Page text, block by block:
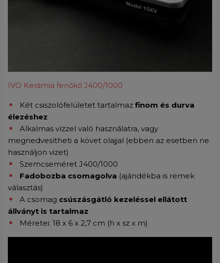
IVO Kerámia fenőkő J400/1000
Két csiszolófelületet tartalmaz finom és durva
élezéshez
Alkalmas vízzel való használatra, vagy
megnedvesítheti a követ olajjal (ebben az esetben ne
használjon vizet)
Szemcseméret J400/1000
Fadobozba csomagolva (ajándékba is remek
választás)
A csomag csúszásgátló kezeléssel ellátott
állványt is tartalmaz
Méretei: 18 x 6 x 2,7 cm (h x sz x m)